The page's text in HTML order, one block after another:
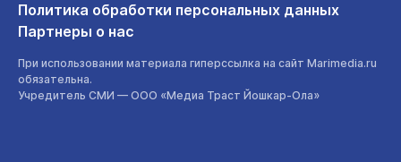
Политика обработки персональных данных
Партнеры о нас
При использовании материала гиперссылка на сайт Marimedia.ru
обязательна.
Учредитель СМИ — ООО «Медиа Траст Йошкар-Ола»